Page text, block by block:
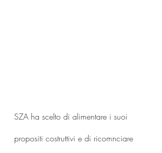
SZA ha scelto di alimentare i suoi
propositi costruttivi e di ricomnciare